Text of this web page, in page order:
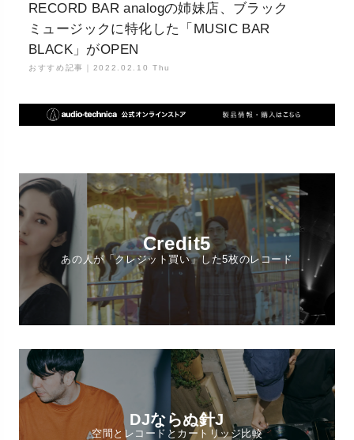
RECORD BAR analogの姉妹店、ブラック
ミュージックに特化した「MUSIC BAR
BLACK」がOPEN
おすすめ記事｜ 2022.02.10 Thu
Credit5
あの人が「クレジット買い」した5枚のレコード
DJならぬ針J
空間とレコードとカートリッジ比較